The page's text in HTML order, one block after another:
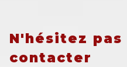
N'hésitez pas
contacter